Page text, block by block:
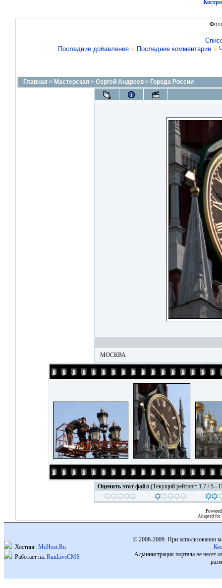
Последние добавления
Последние комментарии
Главная > Мастерская > Сергей Андреев> Города России
МОСКВА
Оценить этот файл (Текущий рейтинг: 1.7 / 5 -
Adapted for
Хостинг: McHost.Ru
Работает на: RunLiveCMS
© 2006-2009. При использовании
Администрация портала не несет